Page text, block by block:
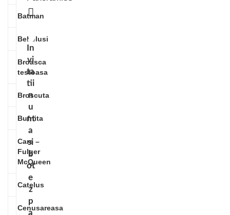
Batman
Bebelusi
Broasca
testoasa
Broscuta
Bufnita
Cars –
Fulger
McQueen
Catelus
Cenusareasa
In
vi
ta
tii
n
u
nt
a
si
b
ot
e
z
p
a